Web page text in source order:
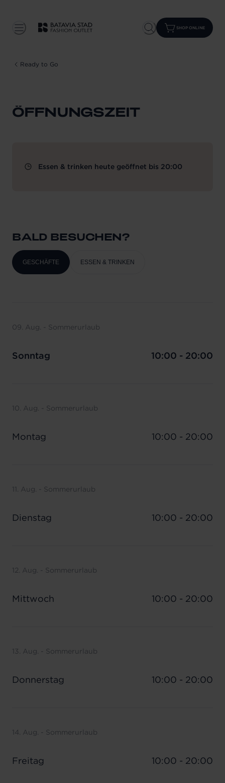
SHOP ONLINE
Ready to Go
ÖFFNUNGSZEIT
Essen & trinken heute geöffnet bis 20:00
BALD BESUCHEN?
GESCHÄFTE ESSEN & TRINKEN
09. Aug. - Sommerurlaub
Sonntag 10:00 - 20:00
10. Aug. - Sommerurlaub
Montag 10:00 - 20:00
11. Aug. - Sommerurlaub
Dienstag 10:00 - 20:00
12. Aug. - Sommerurlaub
Mittwoch 10:00 - 20:00
13. Aug. - Sommerurlaub
Donnerstag 10:00 - 20:00
14. Aug. - Sommerurlaub
Freitag 10:00 - 20:00